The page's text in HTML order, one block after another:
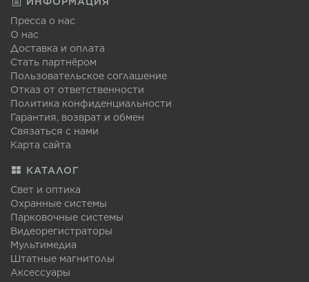
Пресса о нас
О нас
Доставка и оплата
Стать партнёром
Пользовательское соглашение
Отказ от ответственности
Политика конфиденциальности
Гарантия, возврат и обмен
Связаться с нами
Карта сайта
КАТАЛОГ
Свет и оптика
Охранные системы
Парковочные системы
Видеорегистраторы
Мультимедиа
Штатные магнитолы
Аксессуары